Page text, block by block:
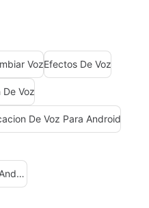
VozEfectos De Voz
Voz
De Voz Para Android
Grabador De Música Gratuito Para Android